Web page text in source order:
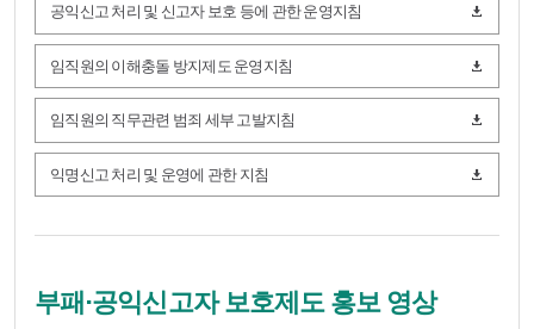
공익신고 처리 및 신고자 보호 등에 관한 운영지침
임직원의 이해충돌 방지제도 운영지침
임직원의 직무관련 범죄 세부 고발지침
익명신고 처리 및 운영에 관한 지침
부패·공익신고자 보호제도 홍보 영상